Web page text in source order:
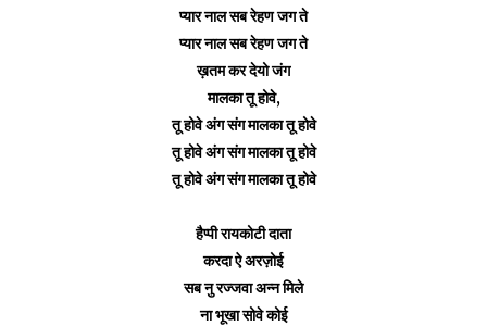
प्यार नाल सब रेहण जग ते
प्यार नाल सब रेहण जग ते
ख़तम कर देयो जंग
मालकातू होवे,
तू होवे अंग संगमालकातू होवे
तू होवे अंग संगमालकातू होवे
तू होवे अंग संगमालकातू होवे
हैप्पी रायकोटी दाता
करदा ऐ अरज़ोई
सब नु रज्जवा अन्न मिले
ना भूखा सोवे कोई